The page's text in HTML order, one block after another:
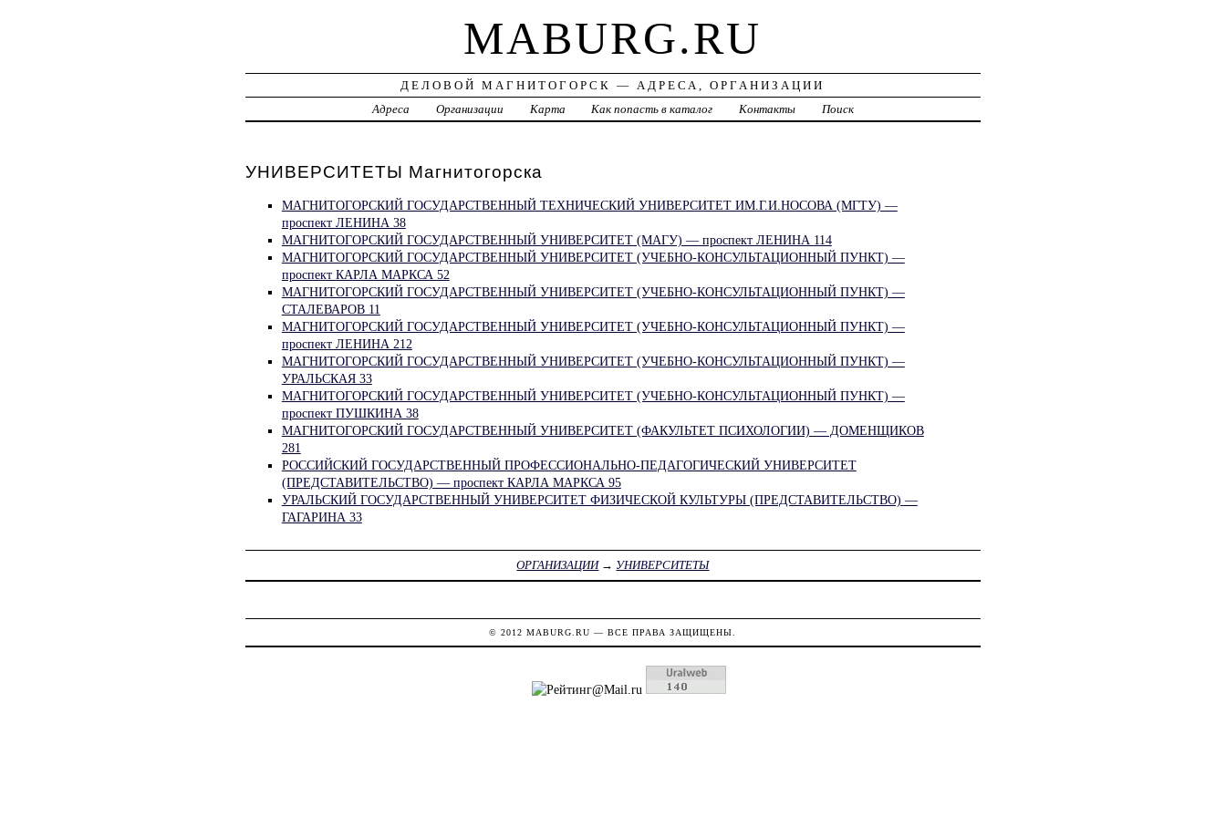
MABURG.RU
ДЕЛОВОЙ МАГНИТОГОРСК — АДРЕСА, ОРГАНИЗАЦИИ
Адреса
Организации Карта Как попасть в каталог Контакты Поиск
УНИВЕРСИТЕТЫ Магнитогорска
МАГНИТОГОРСКИЙ ГОСУДАРСТВЕННЫЙ ТЕХНИЧЕСКИЙ УНИВЕРСИТЕТ ИМ.Г.И.НОСОВА (МГТУ) —
проспект ЛЕНИНА 38
МАГНИТОГОРСКИЙ ГОСУДАРСТВЕННЫЙ УНИВЕРСИТЕТ (МАГУ) — проспект ЛЕНИНА 114
МАГНИТОГОРСКИЙ ГОСУДАРСТВЕННЫЙ УНИВЕРСИТЕТ (УЧЕБНО-КОНСУЛЬТАЦИОННЫЙ ПУНКТ) —
проспект КАРЛА МАРКСА 52
МАГНИТОГОРСКИЙ ГОСУДАРСТВЕННЫЙ УНИВЕРСИТЕТ (УЧЕБНО-КОНСУЛЬТАЦИОННЫЙ ПУНКТ) —
СТАЛЕВАРОВ 11
МАГНИТОГОРСКИЙ ГОСУДАРСТВЕННЫЙ УНИВЕРСИТЕТ (УЧЕБНО-КОНСУЛЬТАЦИОННЫЙ ПУНКТ) —
проспект ЛЕНИНА 212
МАГНИТОГОРСКИЙ ГОСУДАРСТВЕННЫЙ УНИВЕРСИТЕТ (УЧЕБНО-КОНСУЛЬТАЦИОННЫЙ ПУНКТ) —
УРАЛЬСКАЯ 33
МАГНИТОГОРСКИЙ ГОСУДАРСТВЕННЫЙ УНИВЕРСИТЕТ (УЧЕБНО-КОНСУЛЬТАЦИОННЫЙ ПУНКТ) —
проспект ПУШКИНА 38
МАГНИТОГОРСКИЙ ГОСУДАРСТВЕННЫЙ УНИВЕРСИТЕТ (ФАКУЛЬТЕТ ПСИХОЛОГИИ) — ДОМЕНЩИКОВ
281
РОССИЙСКИЙ ГОСУДАРСТВЕННЫЙ ПРОФЕССИОНАЛЬНО-ПЕДАГОГИЧЕСКИЙ УНИВЕРСИТЕТ
(ПРЕДСТАВИТЕЛЬСТВО) — проспект КАРЛА МАРКСА 95
УРАЛЬСКИЙ ГОСУДАРСТВЕННЫЙ УНИВЕРСИТЕТ ФИЗИЧЕСКОЙ КУЛЬТУРЫ (ПРЕДСТАВИТЕЛЬСТВО) —
ГАГАРИНА 33
ОРГАНИЗАЦИИ→ УНИВЕРСИТЕТЫ
© 2012MABURG.RU — ВСЕ ПРАВА ЗАЩИЩЕНЫ.